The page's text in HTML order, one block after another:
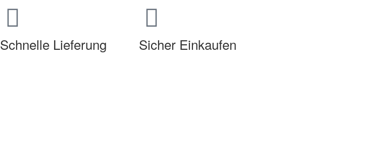
Schnelle Lieferung Sicher Einkaufen